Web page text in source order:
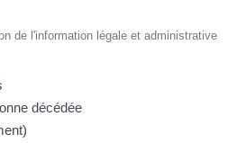
de l'information légale et administrative
décédée